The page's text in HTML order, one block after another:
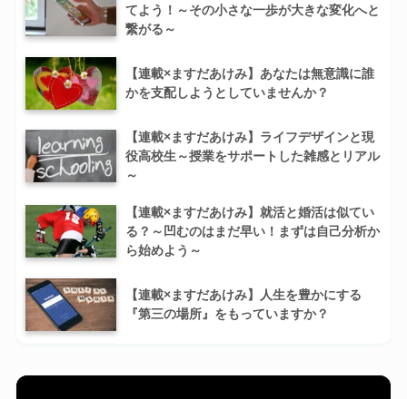
てよう！～その小さな一歩が大きな変化へと
繋がる～
【連載×ますだあけみ】あなたは無意識に誰
かを支配しようとしていませんか？
【連載×ますだあけみ】ライフデザインと現
役高校生～授業をサポートした雑感とリアル
～
【連載×ますだあけみ】就活と婚活は似てい
る？～凹むのはまだ早い！まずは自己分析か
ら始めよう～
【連載×ますだあけみ】人生を豊かにする
『第三の場所』をもっていますか？
動